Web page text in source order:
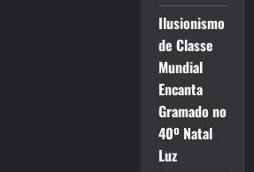
Ilusionismo
de Classe
Mundial
Encanta
Gramado no
40º Natal
Luz